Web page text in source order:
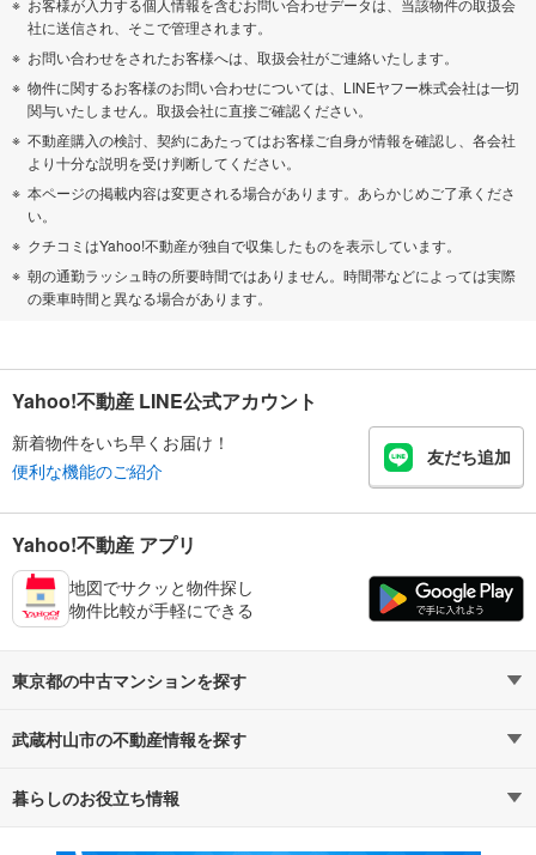
社に送信され、そこで管理されます。
お問い合わせをされたお客様へは、取扱会社がご連絡いたします。
物件に関するお客様のお問い合わせについては、LINEヤフー株式会社は一切
関与いたしません。取扱会社に直接ご確認ください。
不動産購入の検討、契約にあたってはお客様ご自身が情報を確認し、各会社
より十分な説明を受け判断してください。
本ページの掲載内容は変更される場合があります。あらかじめご了承くださ
い。
クチコミはYahoo!不動産が独自で収集したものを表示しています。
朝の通勤ラッシュ時の所要時間ではありません。時間帯などによっては実際
の乗車時間と異なる場合があります。
Yahoo!不動産 LINE公式アカウント
新着物件をいち早くお届け！
便利な機能のご紹介
友だち追加
Yahoo!不動産 アプリ
地図でサクッと物件探し
物件比較が手軽にできる
東京都の中古マンションを探す
路線・駅から探す
通勤・通学時間から探す
武蔵村山市の不動産情報を探す
不動産・住宅
暮らしのお役立ち情報